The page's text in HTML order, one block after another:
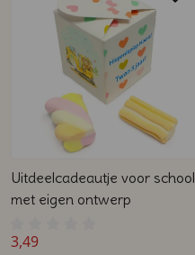
Uitdeelcadeautje voor school
met eigen ontwerp
3,49